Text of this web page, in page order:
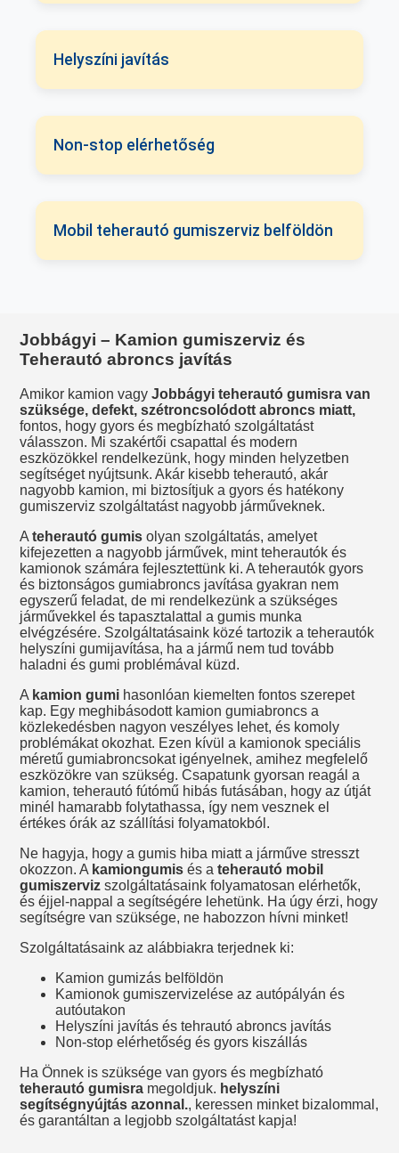
Helyszíni javítás
Non-stop elérhetőség
Mobil teherautó gumiszerviz belföldön
Jobbágyi – Kamion gumiszerviz és
Teherautó abroncs javítás
Amikor kamion vagyJobbágyi teherautó gumisra van
szüksége, defekt, szétroncsolódott abroncs miatt,
fontos, hogy gyors és megbízható szolgáltatást
válasszon. Mi szakértői csapattal és modern
eszközökkel rendelkezünk, hogy minden helyzetben
segítséget nyújtsunk. Akár kisebb teherautó, akár
nagyobb kamion, mi biztosítjuk a gyors és hatékony
gumiszerviz szolgáltatást nagyobb járműveknek.
Ateherautó gumis olyan szolgáltatás, amelyet
kifejezetten a nagyobb járművek, mint teherautók és
kamionok számára fejlesztettünk ki. A teherautók gyors
és biztonságos gumiabroncs javítása gyakran nem
egyszerű feladat, de mi rendelkezünk a szükséges
járművekkel és tapasztalattal a gumis munka
elvégzésére. Szolgáltatásaink közé tartozik a teherautók
helyszíni gumijavítása, ha a jármű nem tud tovább
haladni és gumi problémával küzd.
A kamion gumi hasonlóan kiemelten fontos szerepet
kap. Egy meghibásodott kamion gumiabroncs a
közlekedésben nagyon veszélyes lehet, és komoly
problémákat okozhat. Ezen kívül a kamionok speciális
méretű gumiabroncsokat igényelnek, amihez megfelelő
eszközökre van szükség. Csapatunk gyorsan reagál a
kamion, teherautó fútómű hibás futásában, hogy az útját
minél hamarabb folytathassa, így nem vesznek el
értékes órák az szállítási folyamatokból.
Ne hagyja, hogy a gumis hiba miatt a járműve stresszt
okozzon. A kamiongumis és ateherautó mobil
gumiszerviz szolgáltatásaink folyamatosan elérhetők,
és éjjel-nappal a segítségére lehetünk. Ha úgy érzi, hogy
segítségre van szüksége, ne habozzon hívni minket!
Szolgáltatásaink az alábbiakra terjednek ki:
Kamion gumizás belföldön
Kamionok gumiszervizelése az autópályán és
autóutakon
Helyszíni javítás és tehrautó abroncs javítás
Non-stop elérhetőség és gyors kiszállás
Ha Önnek is szüksége van gyors és megbízható
teherautó gumisra megoldjuk. helyszíni
segítségnyújtás azonnal., keressen minket bizalommal,
és garantáltan a legjobb szolgáltatást kapja!